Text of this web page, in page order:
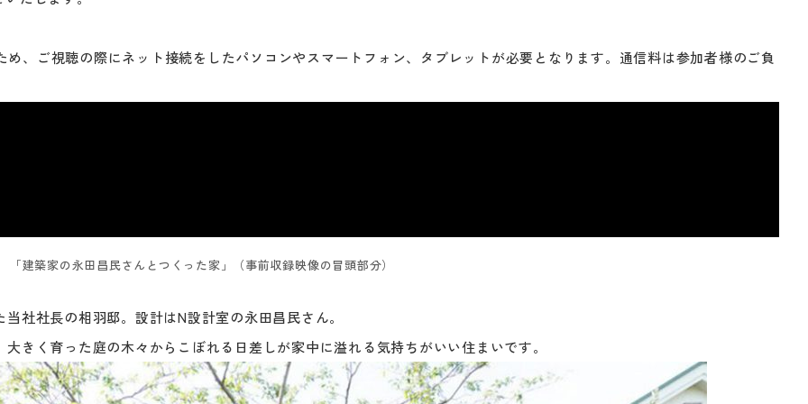
、ご視聴の際にネット接続をしたパソコンやスマートフォン、タブレットが必要となります。通信料は参加者様のご負
「建築家の永田昌民さんとつくった家」（事前収録映像の冒頭部分）
社社長の相羽邸。設計はN設計室の永田昌民さん。
きく育った庭の木々からこぼれる日差しが家中に溢れる気持ちがいい住まいです。